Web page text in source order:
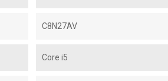
C8N27AV
Core i5